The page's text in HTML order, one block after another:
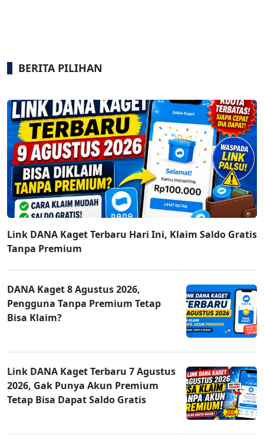
BERITA PILIHAN
Link DANA Kaget Terbaru Hari Ini, Klaim Saldo Gratis
Tanpa Premium
DANA Kaget 8 Agustus 2026,
Pengguna Tanpa Premium Tetap
Bisa Klaim?
Link DANA Kaget Terbaru 7 Agustus
2026, Gak Punya Akun Premium
Tetap Bisa Dapat Saldo Gratis